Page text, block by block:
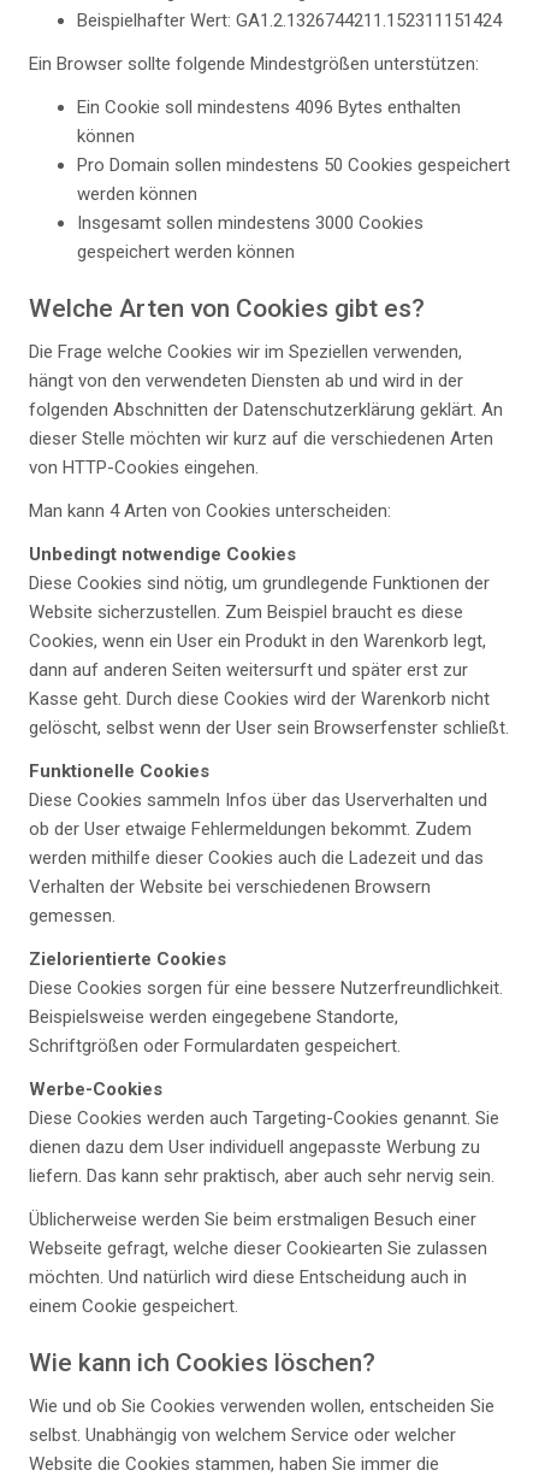
Beispielhafter Wert: GA1.2.1326744211.152311151424
Ein Browser sollte folgende Mindestgrößen unterstützen:
Ein Cookie soll mindestens 4096 Bytes enthalten
können
Pro Domain sollen mindestens 50 Cookies gespeichert
werden können
Insgesamt sollen mindestens 3000 Cookies
gespeichert werden können
Welche Arten von Cookies gibt es?
Die Frage welche Cookies wir im Speziellen verwenden,
hängt von den verwendeten Diensten ab und wird in der
folgenden Abschnitten der Datenschutzerklärung geklärt. An
dieser Stelle möchten wir kurz auf die verschiedenen Arten
von HTTP-Cookies eingehen.
Man kann 4 Arten von Cookies unterscheiden:
Unbedingt notwendige Cookies
Diese Cookies sind nötig, um grundlegende Funktionen der
Website sicherzustellen. Zum Beispiel braucht es diese
Cookies, wenn ein User ein Produkt in den Warenkorb legt,
dann auf anderen Seiten weitersurft und später erst zur
Kasse geht. Durch diese Cookies wird der Warenkorb nicht
gelöscht, selbst wenn der User sein Browserfenster schließt.
Funktionelle Cookies
Diese Cookies sammeln Infos über das Userverhalten und
ob der User etwaige Fehlermeldungen bekommt. Zudem
werden mithilfe dieser Cookies auch die Ladezeit und das
Verhalten der Website bei verschiedenen Browsern
gemessen.
Zielorientierte Cookies
Diese Cookies sorgen für eine bessere Nutzerfreundlichkeit.
Beispielsweise werden eingegebene Standorte,
Schriftgrößen oder Formulardaten gespeichert.
Werbe-Cookies
Diese Cookies werden auch Targeting-Cookies genannt. Sie
dienen dazu dem User individuell angepasste Werbung zu
liefern. Das kann sehr praktisch, aber auch sehr nervig sein.
Üblicherweise werden Sie beim erstmaligen Besuch einer
Webseite gefragt, welche dieser Cookiearten Sie zulassen
möchten. Und natürlich wird diese Entscheidung auch in
einem Cookie gespeichert.
Wie kann ich Cookies löschen?
Wie und ob Sie Cookies verwenden wollen, entscheiden Sie
selbst. Unabhängig von welchem Service oder welcher
Website die Cookies stammen, haben Sie immer die